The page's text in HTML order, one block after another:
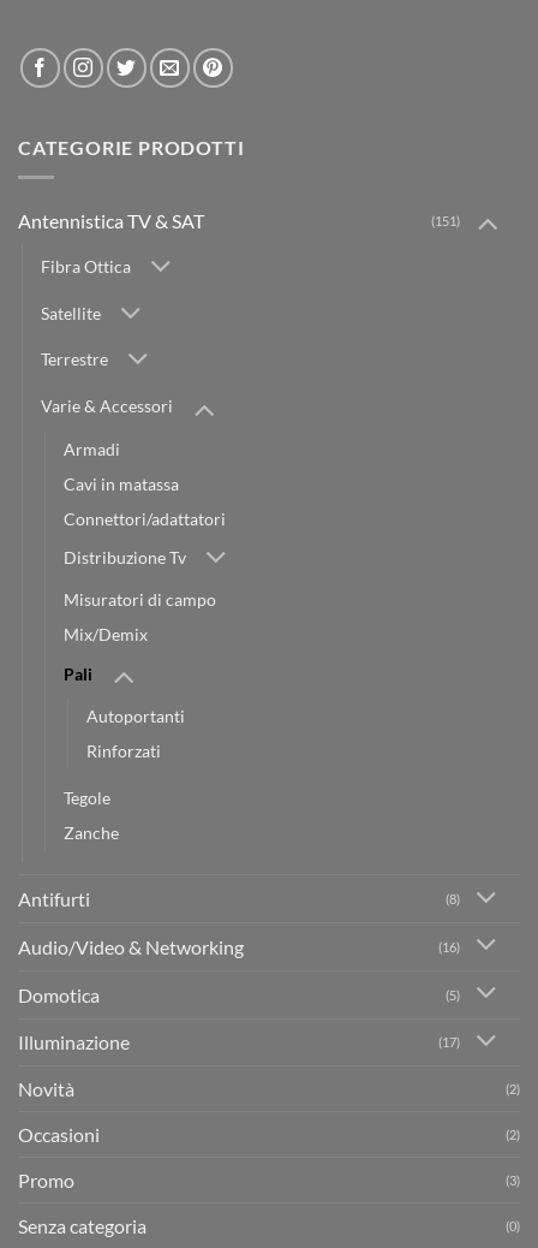
CATEGORIE PRODOTTI
Antennistica TV & SAT (151)
Fibra Ottica
Satellite
Terrestre
Varie & Accessori
Armadi
Cavi in matassa
Connettori/adattatori
Distribuzione Tv
Misuratori di campo
Mix/Demix
Pali
Autoportanti
Rinforzati
Tegole
Zanche
Antifurti (8)
Audio/Video & Networking (16)
Domotica (5)
Illuminazione (17)
Novità (2)
Occasioni (2)
Promo (3)
Senza categoria (0)